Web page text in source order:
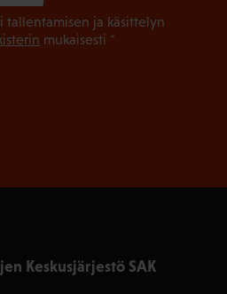
Keskusjärjestö SAK
tallentamisen ja käsittelyn
mukaisesti *